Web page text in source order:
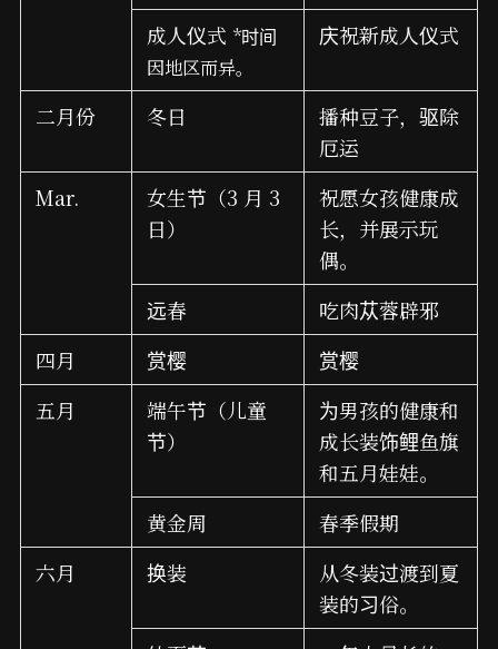
成人仪式 *时间
因地区而异。
庆祝新成人仪式
二月份 冬日
播种豆子，驱除
厄运
Mar.
女生节（3 月 3
日）
祝愿女孩健康成
长，并展示玩
偶。
远春
吃肉苁蓉辟邪
四月
赏樱
赏樱
五月
端午节（儿童
节）
为男孩的健康和
成长装饰鲤鱼旗
和五月娃娃。
黄金周
春季假期
六月
换装
从冬装过渡到夏
装的习俗。